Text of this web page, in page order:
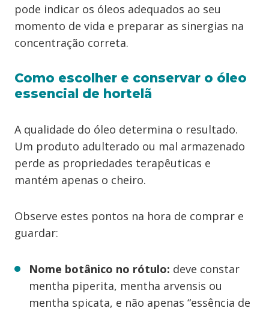
pode indicar os óleos adequados ao seu
momento de vida e preparar as sinergias na
concentração correta.
Como escolher e conservar o óleo
essencial de hortelã
A qualidade do óleo determina o resultado.
Um produto adulterado ou mal armazenado
perde as propriedades terapêuticas e
mantém apenas o cheiro.
Observe estes pontos na hora de comprar e
guardar:
Nome botânico no rótulo: deve constar
mentha piperita, mentha arvensis ou
mentha spicata, e não apenas “essência de